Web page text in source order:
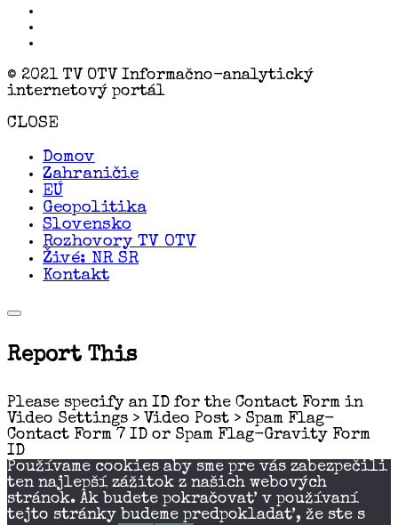
© 2021 TV OTV Informačno-analytický
internetový portál
CLOSE
Domov
Zahraničie
EÚ
Geopolitika
Slovensko
Rozhovory TV OTV
Živé: NR SR
Kontakt
Report This
Please specify an ID for the Contact Form in
Video Settings > Video Post > Spam Flag-
Contact Form 7 ID or Spam Flag-Gravity Form
ID
Používame cookies aby sme pre vás zabezpečili
ten najlepší zážitok z našich webových
stránok. Ak budete pokračovať v používaní
tejto stránky budeme predpokladať, že ste s